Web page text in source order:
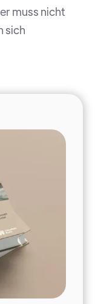
muss nicht
sich